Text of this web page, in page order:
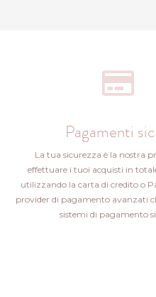
Pagamenti
La tua sicurezza è la nostra
effettuare i tuoi acquisti in
utilizzando la carta di credito o
provider di pagamento avanzati
sistemi di pagamento